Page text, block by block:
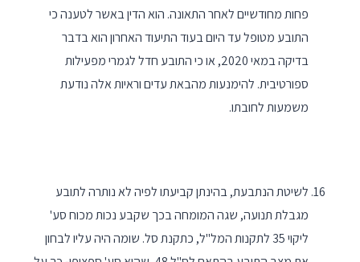
פחות מחודשיים לאחר התאונה. הוא הדין באשר לטענה כי
התובע מטופל עד היום בעוד התיעוד האחרון הוא בדבר
בדיקה במאי 2020, או כי התובע חדל לגמרי מפעילות
ספורטיבית. להימנעות מהבאת עדים וראיות אלה נודעת
משמעות לחובתו.
לשיטת הנתבעת, בהינתן קביעתו לפיה לא נותרה לתובע
מגבלת תנועה, שגה המומחה בכך שקבע נכות מכוח סע'
ליקוי 35 לתקנות המל"ל, כתקנת סל. שומה היה עליו לבחון